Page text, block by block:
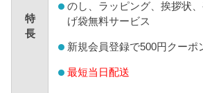
特
長
のし、ラッピング、挨拶状
げ袋無料サービス
新規会員登録で500円クーポ
最短当日配送